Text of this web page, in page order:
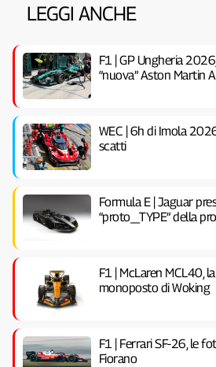
LEGGI ANCHE
F1 | GP Ungheria
“nuova” Aston Martin
WEC | 6h di Imola
scatti
Formula E | Jaguar
“proto_TYPE” della
F1 | McLaren MCL40,
monoposto di Woking
F1 | Ferrari SF-26, le
Fiorano